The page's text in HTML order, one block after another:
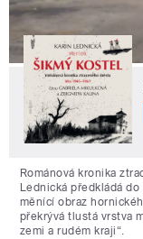
Románová kronika
Lednická předkládá
měnící obraz
překrývá tlustá vrstva
zemi a rudém kraji“.